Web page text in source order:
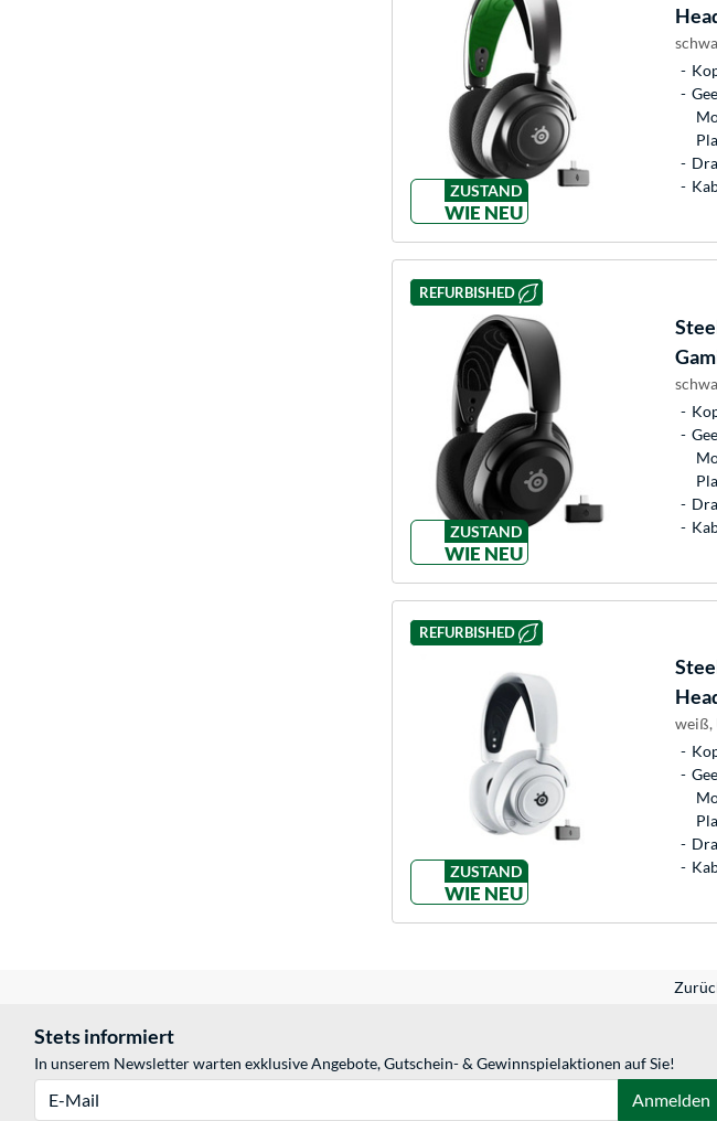
ZUSTAND
WIE NEU
REFURBISHED
ZUSTAND
WIE NEU
REFURBISHED
ZUSTAND
WIE NEU
weiß,
Stets informiert
In unserem Newsletter warten exklusive Angebote, Gutschein- & Gewinnspielaktionen auf Sie!
Anmelden